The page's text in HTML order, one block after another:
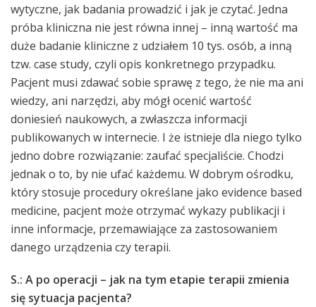
wytyczne, jak badania prowadzić i jak je czytać. Jedna
próba kliniczna nie jest równa innej – inną wartość ma
duże badanie kliniczne z udziałem 10 tys. osób, a inną
tzw. case study, czyli opis konkretnego przypadku.
Pacjent musi zdawać sobie sprawę z tego, że nie ma ani
wiedzy, ani narzędzi, aby mógł ocenić wartość
doniesień naukowych, a zwłaszcza informacji
publikowanych w internecie. I że istnieje dla niego tylko
jedno dobre rozwiązanie: zaufać specjaliście. Chodzi
jednak o to, by nie ufać każdemu. W dobrym ośrodku,
który stosuje procedury określane jako evidence based
medicine, pacjent może otrzymać wykazy publikacji i
inne informacje, przemawiające za zastosowaniem
danego urządzenia czy terapii.
S.: A po operacji – jak na tym etapie terapii zmienia
się sytuacja pacjenta?